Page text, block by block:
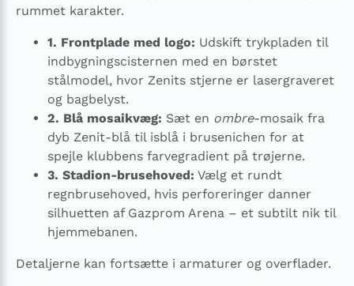
rummet karakter.
1. Frontplade med logo: Udskift trykpladen til
indbygningscisternen med en børstet
stålmodel, hvor Zenits stjerne er lasergraveret
og bagbelyst.
2. Blå mosaikvæg: Sæt en ombre-mosaik fra
dyb Zenit-blå til isblå i brusenichen for at
spejle klubbens farvegradient på trøjerne.
3. Stadion-brusehoved: Vælg et rundt
regnbrusehoved, hvis perforeringer danner
silhuetten af Gazprom Arena – et subtilt nik til
hjemmebanen.
Detaljerne kan fortsætte i armaturer og overflader.